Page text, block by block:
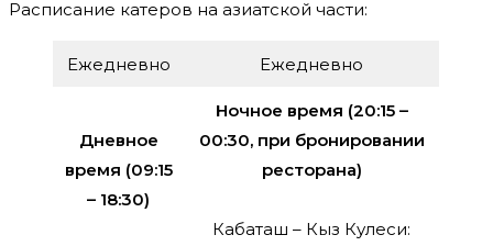
Расписание катеров на азиатской части:
Ежедневно Ежедневно
Дневное
время (09:15
– 18:30)
Ночное время (20:15 –
00:30, при бронировании
ресторана)
Кабаташ – Кыз Кулеси: